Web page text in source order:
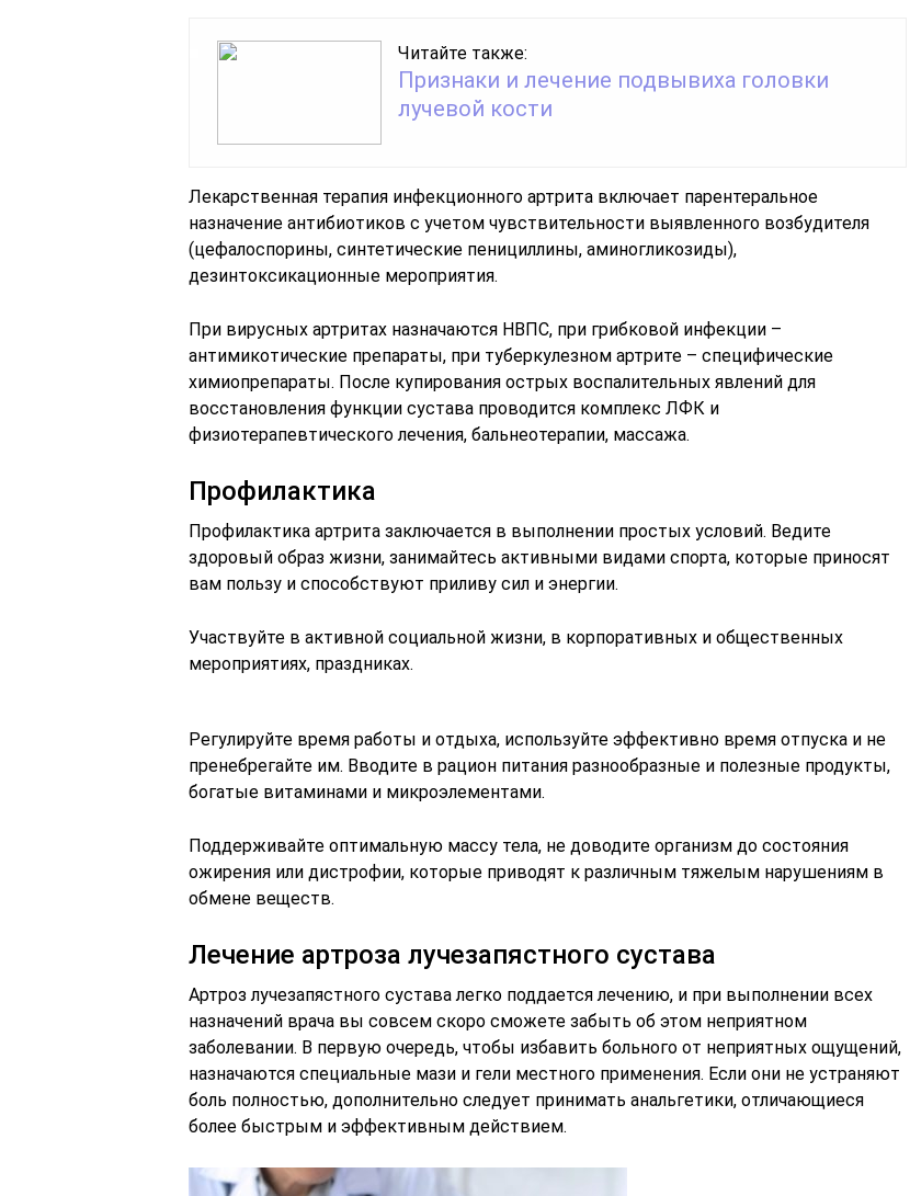
Читайте также:
Признаки и лечение подвывиха головки
лучевой кости
Лекарственная терапия инфекционного артрита включает парентеральное
назначение антибиотиков с учетом чувствительности выявленного возбудителя
(цефалоспорины, синтетические пенициллины, аминогликозиды),
дезинтоксикационные мероприятия.
При вирусных артритах назначаются НВПС, при грибковой инфекции –
антимикотические препараты, при туберкулезном артрите – специфические
химиопрепараты. После купирования острых воспалительных явлений для
восстановления функции сустава проводится комплекс ЛФК и
физиотерапевтического лечения, бальнеотерапии, массажа.
Профилактика
Профилактика артрита заключается в выполнении простых условий. Ведите
здоровый образ жизни, занимайтесь активными видами спорта, которые приносят
вам пользу и способствуют приливу сил и энергии.
Участвуйте в активной социальной жизни, в корпоративных и общественных
мероприятиях, праздниках.
Регулируйте время работы и отдыха, используйте эффективно время отпуска и не
пренебрегайте им. Вводите в рацион питания разнообразные и полезные продукты,
богатые витаминами и микроэлементами.
Поддерживайте оптимальную массу тела, не доводите организм до состояния
ожирения или дистрофии, которые приводят к различным тяжелым нарушениям в
обмене веществ.
Лечение артроза лучезапястного сустава
Артроз лучезапястного сустава легко поддается лечению, и при выполнении всех
назначений врача вы совсем скоро сможете забыть об этом неприятном
заболевании. В первую очередь, чтобы избавить больного от неприятных ощущений,
назначаются специальные мази и гели местного применения. Если они не устраняют
боль полностью, дополнительно следует принимать анальгетики, отличающиеся
более быстрым и эффективным действием.